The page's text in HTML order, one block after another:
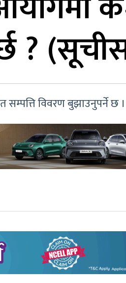
?
विवरण बुझाउनुपर्ने छ ।